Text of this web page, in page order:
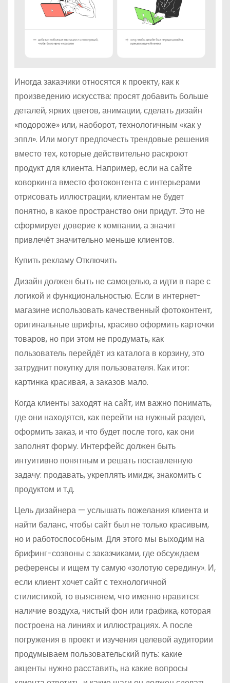
Иногда заказчики относятся к проекту, как к
произведению искусства: просят добавить больше
деталей, ярких цветов, анимации, сделать дизайн
«подороже» или, наоборот, технологичным «как у
эппл». Или могут предпочесть трендовые решения
вместо тех, которые действительно раскроют
продукт для клиента. Например, если на сайте
коворкинга вместо фотоконтента с интерьерами
отрисовать иллюстрации, клиентам не будет
понятно, в какое пространство они придут. Это не
сформирует доверие к компании, а значит
привлечёт значительно меньше клиентов.
Купить рекламу Отключить
Дизайн должен быть не самоцелью, а идти в паре с
логикой и функциональностью. Если в интернет-
магазине использовать качественный фотоконтент,
оригинальные шрифты, красиво оформить карточки
товаров, но при этом не продумать, как
пользователь перейдёт из каталога в корзину, это
затруднит покупку для пользователя. Как итог:
картинка красивая, а заказов мало.
Когда клиенты заходят на сайт, им важно понимать,
где они находятся, как перейти на нужный раздел,
оформить заказ, и что будет после того, как они
заполнят форму. Интерфейс должен быть
интуитивно понятным и решать поставленную
задачу: продавать, укреплять имидж, знакомить с
продуктом и т.д.
Цель дизайнера — услышать пожелания клиента и
найти баланс, чтобы сайт был не только красивым,
но и работоспособным. Для этого мы выходим на
брифинг-созвоны с заказчиками, где обсуждаем
референсы и ищем ту самую «золотую середину». И,
если клиент хочет сайт с технологичной
стилистикой, то выясняем, что именно нравится:
наличие воздуха, чистый фон или графика, которая
построена на линиях и иллюстрациях. А после
погружения в проект и изучения целевой аудитории
продумываем пользовательский путь: какие
акценты нужно расставить, на какие вопросы